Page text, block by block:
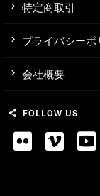
特定商取引
プライバシーポ
会社概要
share FOLLOW US